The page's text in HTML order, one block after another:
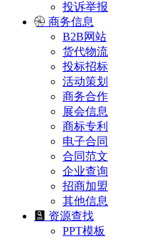
投诉举报
商务信息
B2B网站
货代物流
投标招标
活动策划
商务合作
展会信息
商标专利
电子合同
合同范文
企业查询
招商加盟
其他信息
资源查找
PPT模板